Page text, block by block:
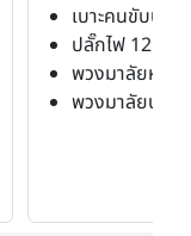
เบาะคนขับปรับ
ปลั๊กไฟ 12 โวล
พวงมาลัยหุ้มห
พวงมาลัยปรับ